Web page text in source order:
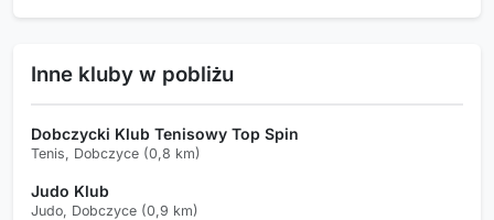
Inne kluby w pobliżu
Dobczycki Klub Tenisowy Top Spin
Tenis, Dobczyce (0,8 km)
Judo Klub
Judo, Dobczyce (0,9 km)